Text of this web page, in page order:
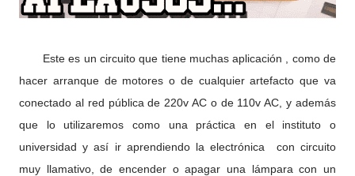
Este es un circuito que tiene muchas aplicación , como de
hacer arranque de motores o de cualquier artefacto que va
conectado al red pública de 220v AC o de 110v AC, y además
que lo utilizaremos como una práctica en el instituto o
universidad y así ir aprendiendo la electrónica con circuito
muy llamativo, de encender o apagar una lámpara con un